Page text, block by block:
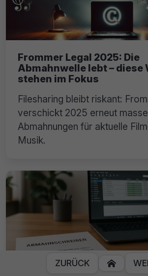
Frommer Legal 2025: Die
Abmahnwelle lebt – diese
stehen im Fokus
Filesharing bleibt riskant:
verschickt 2025 erneut
Abmahnungen für aktuelle
Musik.
ZURÜCK 